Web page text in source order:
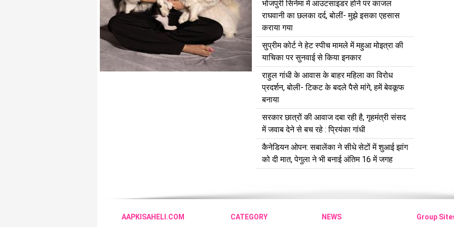
भोजपुरी सिनेमा में आउटसाइडर होने पर काजल
राघवानी का छलका दर्द, बोलीं- मुझे इसका एहसास
कराया गया
सुप्रीम कोर्ट ने हेट स्पीच मामले में महुआ मोइत्रा की
याचिका पर सुनवाई से किया इनकार
राहुल गांधी के आवास के बाहर महिला का विरोध
प्रदर्शन, बोली- टिकट के बदले पैसे मांगे, हमें बेवकूफ
बनाया
सरकार छात्रों की आवाज दबा रही है, गृहमंत्री संसद
में जवाब देने से बच रहे : प्रियंका गांधी
कैनेडियन ओपन: सबालेंका ने सीधे सेटों में शुआई झांग
को दी मात, पेगुला ने भी बनाई अंतिम 16 में जगह
AAPKISAHELI.COM CATEGORY NEWS Group